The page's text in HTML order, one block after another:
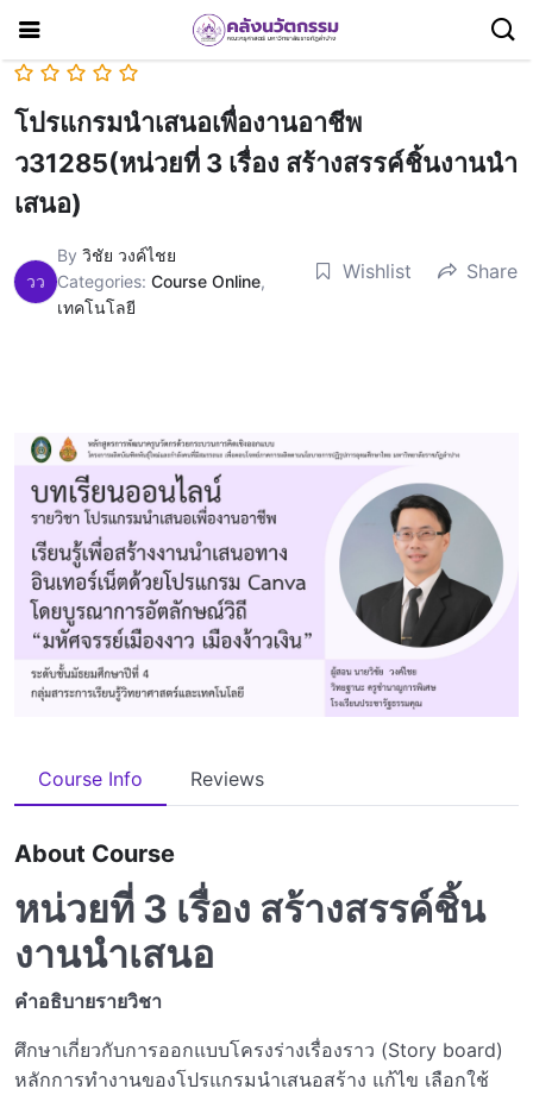
โปรแกรมนำเสนอเพื่องานอาชีพ
ว31285(หน่วยที่ 3 เรื่อง สร้างสรรค์ชิ้นงานนำ
เสนอ)
วว
By วิชัย วงค์ไชย
Categories: Course Online,
เทคโนโลยี
Wishlist Share
Course Info Reviews
About Course
หน่วยที่ 3 เรื่อง สร้างสรรค์ชิ้น
งานนำเสนอ
คำอธิบายรายวิชา
ศึกษาเกี่ยวกับการออกแบบโครงร่างเรื่องราว (Story board)
หลักการทำงานของโปรแกรมนำเสนอสร้าง แก้ไข เลือกใช้